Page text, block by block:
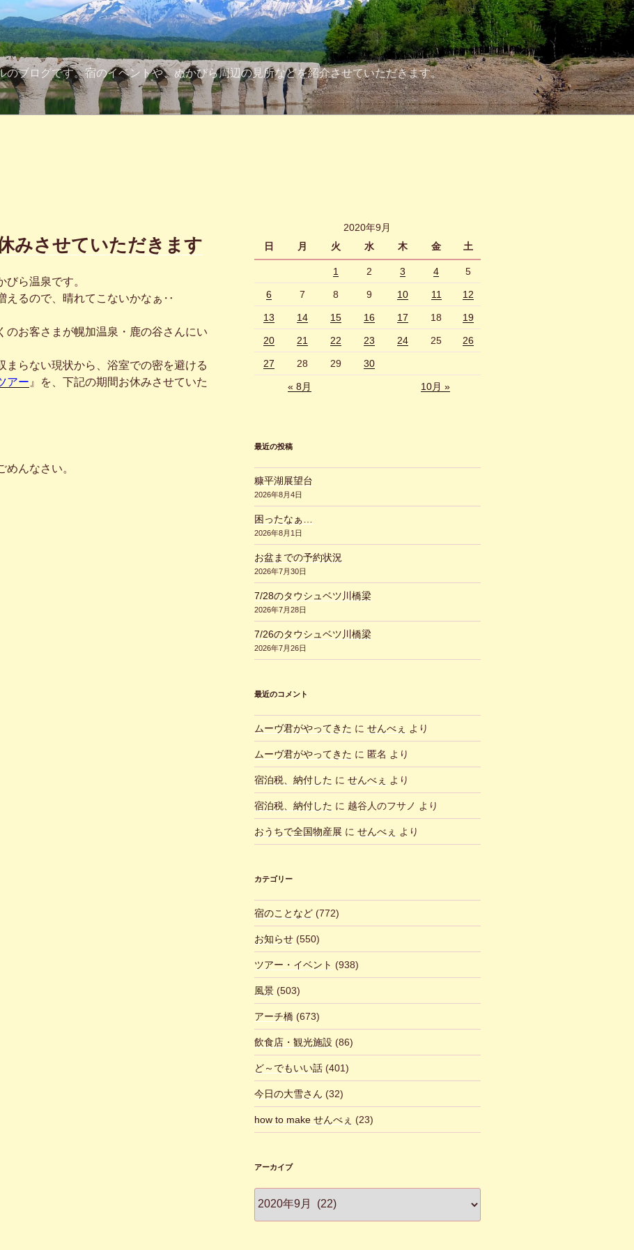
のブログです。宿のイベントや、ぬかびら周辺の見所などを紹介させていただきます。
みさせていただきます
ら温泉です。
えるので、晴れてこないかなぁ‥
のお客さまが幌加温泉・鹿の谷さんにい
まらない現状から、浴室での密を避ける
アー 』を、下記の期間お休みさせていた
んなさい。
2020年9月
日
月 火 水 木 金 土
1 2 3 4 5
6 7 8 9 10 11 12
13 14 15 16 17 18 19
20 21 22 23 24 25 26
27 28 29 30
« 8月 10月 »
最近の投稿
糠平湖展望台
2026年8月4日
困ったなぁ…
2026年8月1日
お盆までの予約状況
2026年7月30日
7/28のタウシュベツ川橋梁
2026年7月28日
7/26のタウシュベツ川橋梁
2026年7月26日
最近のコメント
ムーヴ君がやってきた に せんべぇ より
ムーヴ君がやってきた に 匿名 より
宿泊税、納付した に せんべぇ より
宿泊税、納付した に 越谷人のフサノ より
おうちで全国物産展 に せんべぇ より
カテゴリー
宿のことなど(772)
お知らせ(550)
ツアー・イベント (938)
風景(503)
アーチ橋(673)
飲食店・観光施設 (86)
ど～でもいい話(401)
今日の大雪さん (32)
how to make せんべぇ (23)
アーカイブ
ー
カ